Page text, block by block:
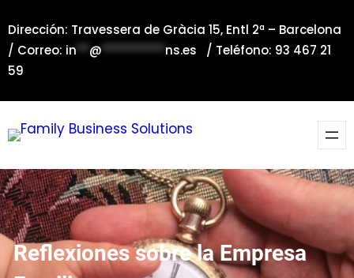
al
contenido
Dirección: Travessera de Gràcia 15, Entl 2ª – Barcelona
/ Correo: in**@**********ns.es / Teléfono: 93 467 21
59
Reflexiones sobre la Empresa